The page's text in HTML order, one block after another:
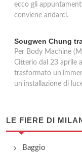
ecco gli
conviene andarci.
Sougwen Chung
Per Body Machine
Citterio dal 23 aprile
trasformato
un'installazione di
LE FIERE DI
Baggio